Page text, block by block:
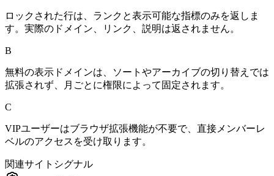
ロックされた行は、ランクと表示可能な指標のみを返しま
す。実際のドメイン、リンク、説明は返されません。
B
無料の表示ドメインは、ソートやアーカイブの切り替えでは
拡張されず、月ごとに権限によって固定されます。
C
VIPユーザーはブラウザ拡張機能が不要で、直接メンバーレ
ベルのアクセスを受け取ります。
関連サイトシグナル